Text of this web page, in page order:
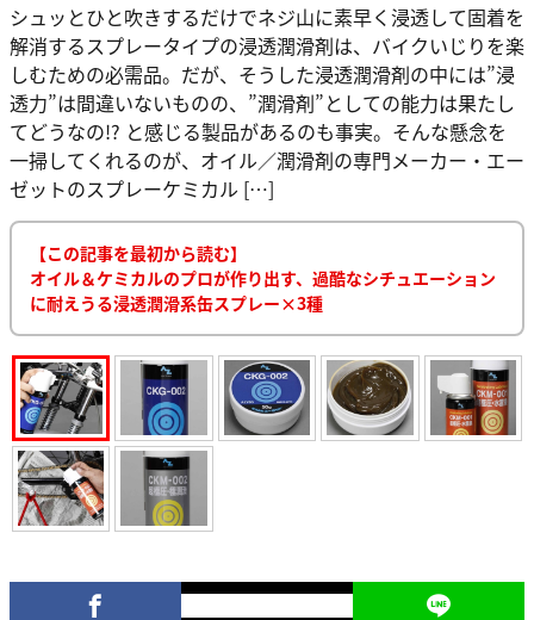
シュッとひと吹きするだけでネジ山に素早く浸透して固着を
解消するスプレータイプの浸透潤滑剤は、バイクいじりを楽
しむための必需品。だが、そうした浸透潤滑剤の中には”浸
透力”は間違いないものの、”潤滑剤”としての能力は果たし
てどうなの!? と感じる製品があるのも事実。そんな懸念を
一掃してくれるのが、オイル／潤滑剤の専門メーカー・エー
ゼットのスプレーケミカル […]
【この記事を最初から読む】
オイル＆ケミカルのプロが作り出す、過酷なシチュエーション
に耐えうる浸透潤滑系缶スプレー×3種